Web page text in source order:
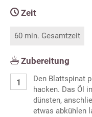
Zeit
60 min. Gesamtzeit
Zubereitung
Den Blattspinat
hacken. Das Öl
dünsten,
etwas abkühlen